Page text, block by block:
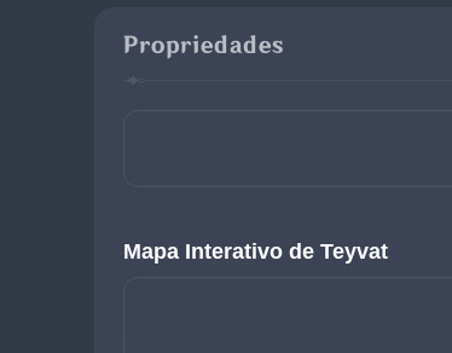
Propriedades
Mapa Interativo de Teyvat